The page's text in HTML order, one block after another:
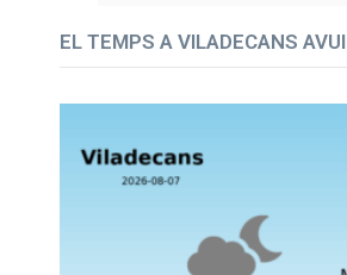
EL TEMPS A VILADECANS AVUI